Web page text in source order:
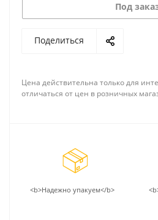
Под
Поделиться
Цена действительна только для
отличаться от цен в розничных
<b>Надежно упакуем</b>